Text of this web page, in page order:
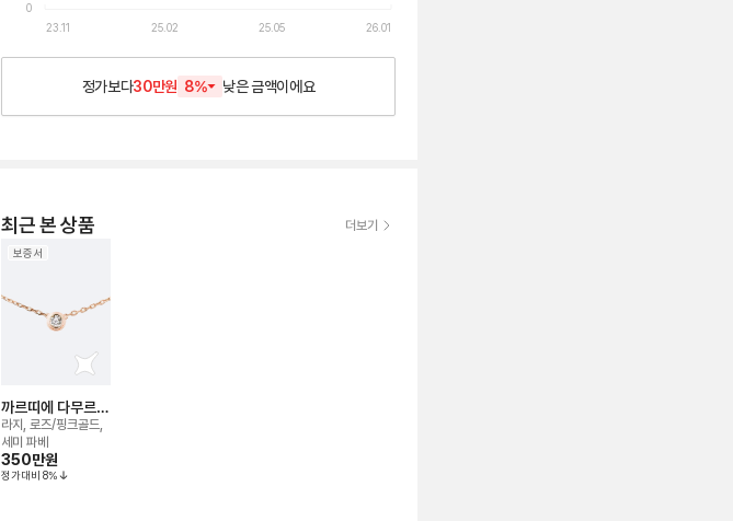
0
23.11 25.02 25.05 26.01
정가보다30만원 8% 낮은금액이에요
최근 본 상품 더보기
보증서
까르띠에 다무르
네크리스
라지, 로즈/핑크골드,
세미 파베
350만원
정가대비 8%